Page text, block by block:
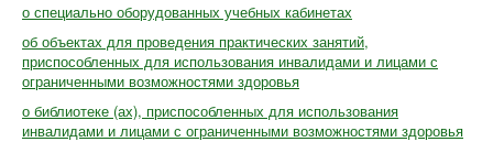
о специально оборудованных учебных кабинетах
об объектах для проведения практических занятий,
приспособленных для использования инвалидами и лицами с
ограниченными возможностями здоровья
о библиотеке (ах), приспособленных для использования
инвалидами и лицами с ограниченными возможностями здоровья